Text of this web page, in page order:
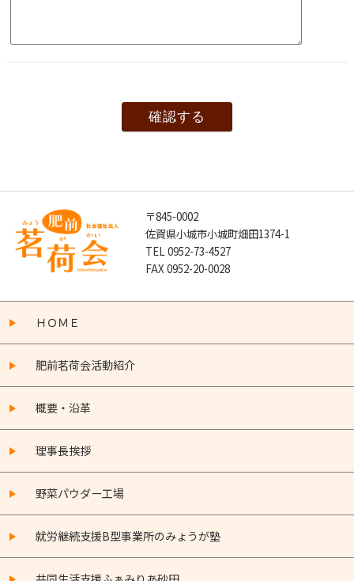
〒845-0002
佐賀県小城市小城町畑田1374-1
TEL 0952-73-4527
FAX 0952-20-0028
ＨＯＭＥ
肥前茗荷会活動紹介
概要・沿革
理事長挨拶
野菜パウダー工場
就労継続支援B型事業所のみょうが塾